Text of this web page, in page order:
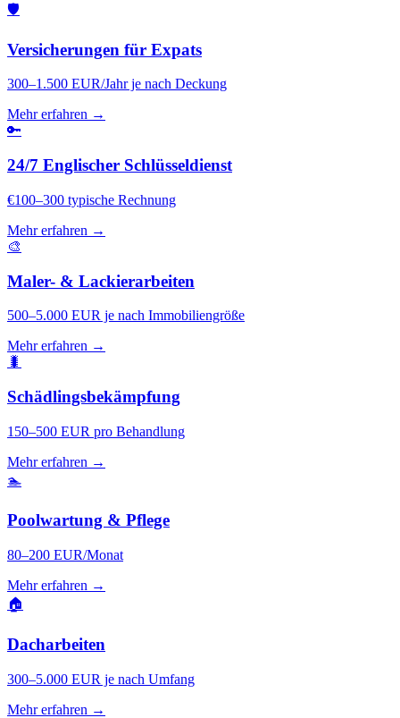
🛡️
Versicherungen für Expats
300–1.500 EUR/Jahr je nach Deckung
Mehr erfahren →
🔑
24/7 Englischer Schlüsseldienst
€100–300 typische Rechnung
Mehr erfahren →
🎨
Maler- & Lackierarbeiten
500–5.000 EUR je nach Immobiliengröße
Mehr erfahren →
🐛
Schädlingsbekämpfung
150–500 EUR pro Behandlung
Mehr erfahren →
🏊
Poolwartung & Pflege
80–200 EUR/Monat
Mehr erfahren →
🏠
Dacharbeiten
300–5.000 EUR je nach Umfang
Mehr erfahren →